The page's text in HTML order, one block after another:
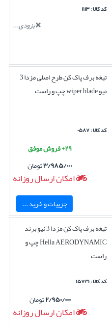
کد کالا : ۱۱۱۳
بزودی...
تیغه برف پاک کن طرح اصلی مزدا 3
نیو wiper blade چپ و راست
کد کالا : ۰۵۸۷
۲۹+ فروش موفق
۳/۹۸۵/۰۰۰تومان
امکان ارسال روزانه
جزییات و خرید ...
تیغه برف پاک کن مزدا 3 نیو برند
Hella AERODYNAMIC چپ و
راست
کد کالا : ۱۵۷۳۱
۲/۹۵۰/۰۰۰تومان
امکان ارسال روزانه